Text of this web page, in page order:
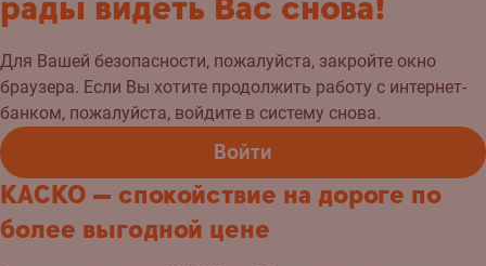
Для Вашей безопасности, пожалуйста, закройте окно
браузера. Если Вы хотите продолжить работу с интернет-
банком, пожалуйста, войдите в систему снова.
Войти
КАСКО — спокойствие на дороге по
более выгодной цене